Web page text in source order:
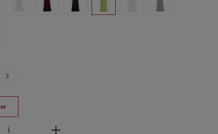
3
Gib den gewünschten Wert ein oder